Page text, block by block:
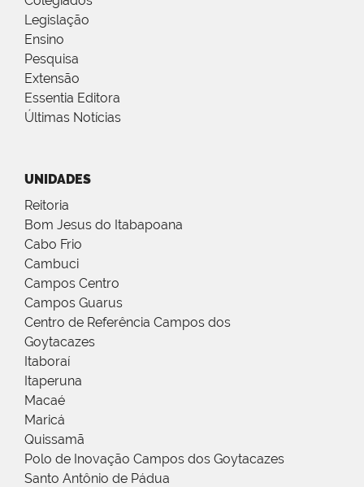
Legislação
Ensino
Pesquisa
Extensão
Essentia Editora
Últimas Notícias
UNIDADES
Reitoria
Bom Jesus do Itabapoana
Cabo Frio
Cambuci
Campos Centro
Campos Guarus
Centro de Referência Campos dos
Goytacazes
Itaboraí
Itaperuna
Macaé
Maricá
Quissamã
Polo de Inovação Campos dos Goytacazes
Santo Antônio de Pádua